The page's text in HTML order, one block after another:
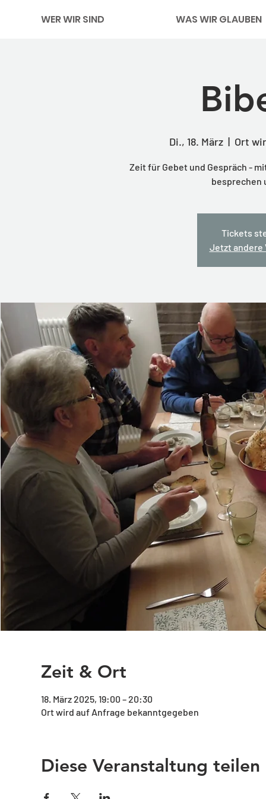
WER WIR SIND WAS WIR GLAUBEN
Di., 18. März
  |
Ort
Zeit für Gebet und Gespräch -
besprechen
Tickets
Jetzt andere
Zeit & Ort
18. März 2025, 19:00 – 20:30
Ort wird auf Anfrage bekanntgegeben
Diese Veranstaltung teilen